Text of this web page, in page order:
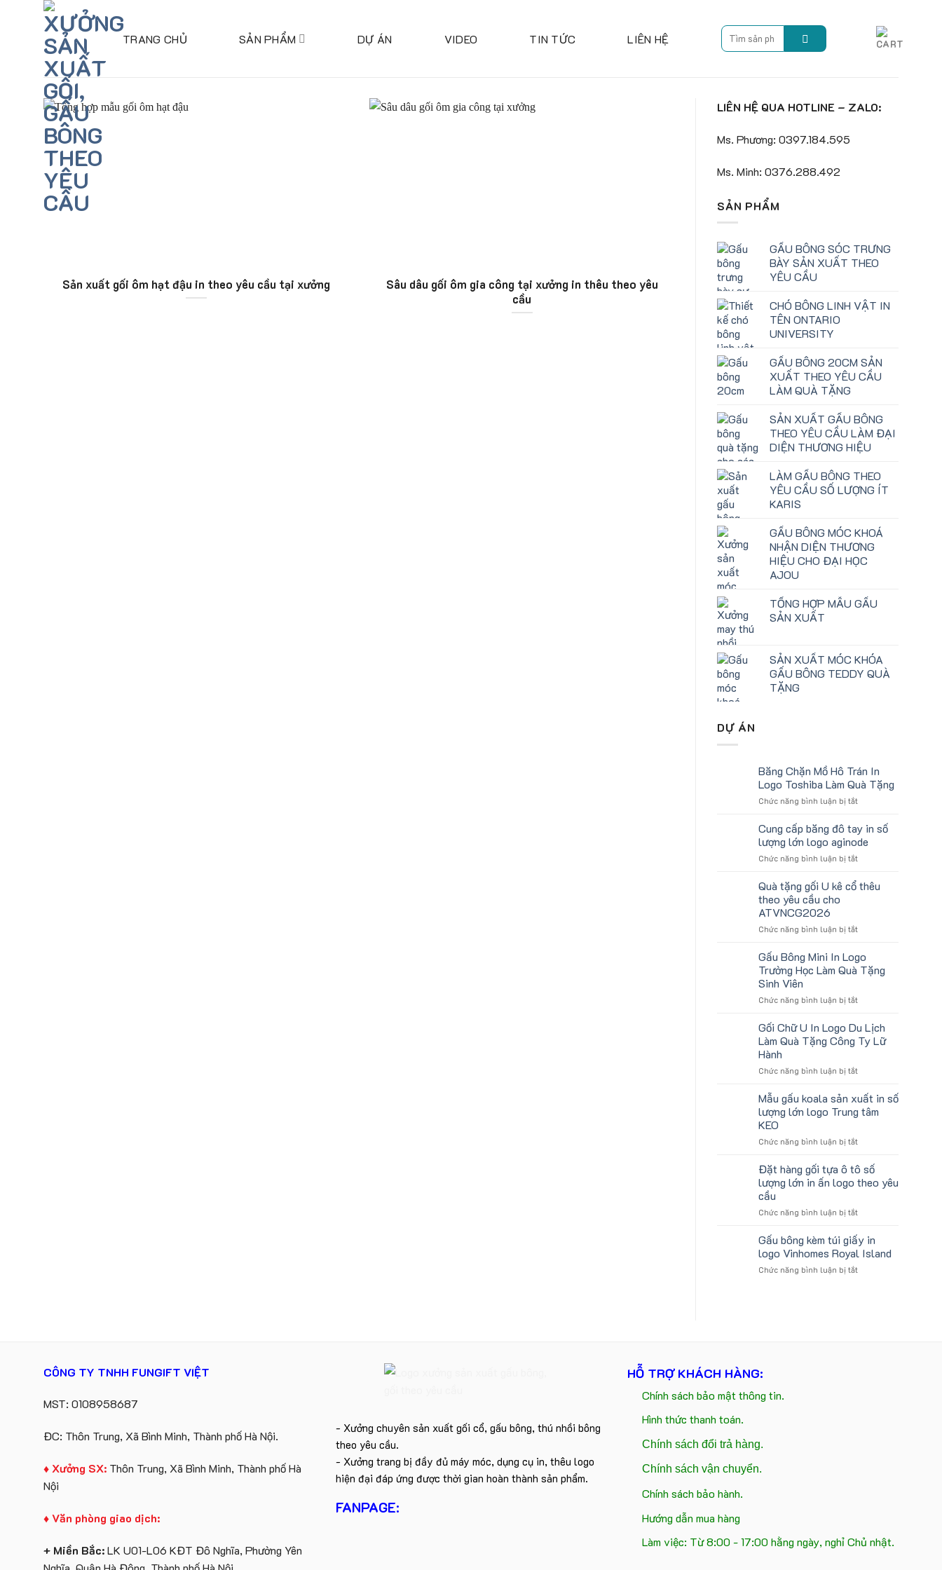
TRANG CHỦ SẢN PHẨM DỰ ÁN VIDEO TIN TỨC LIÊN HỆ
Search
for:
Sản xuất gối ôm hạt đậu in theo yêu cầu tại xưởng
Sâu dâu gối ôm gia công tại xưởng in thêu theo yêu
cầu
LIÊN HỆ QUA HOTLINE – ZALO:
Ms. Phương: 0397.184.595
Ms. Minh: 0376.288.492
SẢN PHẨM
GẤU BÔNG SÓC TRƯNG
BÀY SẢN XUẤT THEO
YÊU CẦU
CHÓ BÔNG LINH VẬT IN
TÊN ONTARIO
UNIVERSITY
GẤU BÔNG 20CM SẢN
XUẤT THEO YÊU CẦU
LÀM QUÀ TẶNG
SẢN XUẤT GẤU BÔNG
THEO YÊU CẦU LÀM ĐẠI
DIỆN THƯƠNG HIỆU
LÀM GẤU BÔNG THEO
YÊU CẦU SỐ LƯỢNG ÍT
KARIS
GẤU BÔNG MÓC KHOÁ
NHẬN DIỆN THƯƠNG
HIỆU CHO ĐẠI HỌC
AJOU
TỔNG HỢP MẪU GẤU
SẢN XUẤT
SẢN XUẤT MÓC KHÓA
GẤU BÔNG TEDDY QUÀ
TẶNG
DỰ ÁN
Băng Chặn Mồ Hô Trán In
Logo Toshiba Làm Quà Tặng
Chức năng bình luận bị tắtở
Chặn
Mồ
Hô
Trán
Logo
Tặng
Cung cấp băng đô tay in số
lượng lớn logo aginode
Chức năng bình luận bị tắtở
cấp
băng
in
lớn
logo
Quà tặng gối U kê cổ thêu
theo yêu cầu cho
ATVNCG2026
Chức năng bình luận bị tắtở
gối
cổ
theo
yêu
cầu
ATVNCG2026
Gấu Bông Mini In Logo
Trường Học Làm Quà Tặng
Sinh Viên
Chức năng bình luận bị tắtở
Bông
Mini
In
Trường
Làm
Quà
Tặng
Viên
Gối Chữ U In Logo Du Lịch
Làm Quà Tặng Công Ty Lữ
Hành
Chức năng bình luận bị tắtở
Chữ
U
In
Du
Làm
Quà
Tặng
Ty
Hành
Mẫu gấu koala sản xuất in số
lượng lớn logo Trung tâm
KEO
Chức năng bình luận bị tắtở
gấu
koala
sản
in
lượng
lớn
logo
Trung
Đặt hàng gối tựa ô tô số
lượng lớn in ấn logo theo yêu
cầu
Chức năng bình luận bị tắtở
hàng
gối
tựa
ô
Gấu bông kèm túi giấy in
logo Vinhomes Royal Island
Chức năng bình luận bị tắtở
CÔNG TY TNHH FUNGIFT VIỆT
MST: 0108958687
ĐC: Thôn Trung, Xã Bình Minh, Thành phố Hà Nội.
♦ Xưởng SX: Thôn Trung, Xã Bình Minh, Thành phố Hà
Nội
♦ Văn phòng giao dịch:
+ Miền Bắc:LK U01-L06 KĐT Đô Nghĩa, Phường Yên
- Xưởng chuyên sản xuất gối cổ, gấu bông, thú nhồi bông
theo yêu cầu.
- Xưởng trang bị đầy đủ máy móc, dụng cụ in, thêu logo
hiện đại đáp ứng được thời gian hoàn thành sản phẩm.
FANPAGE:
HỖ TRỢ KHÁCH HÀNG:
Chính sách bảo mật thông tin.
Hình thức thanh toán.
Chính sách đổi trả hàng.
Chính sách vận chuyển.
Chính sách bảo hành.
Hướng dẫn mua hàng
Làm việc: Từ 8:00 - 17:00 hằng ngày, nghỉ Chủ nhật.